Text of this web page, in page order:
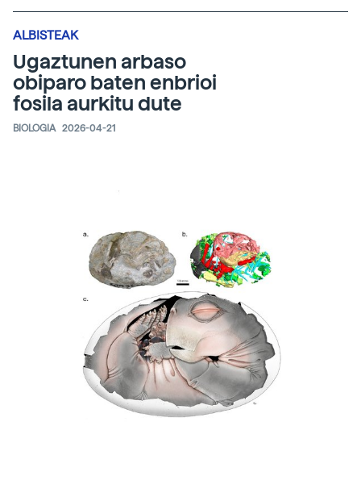
ALBISTEAK
Ugaztunen arbaso
obiparo baten enbrioi
fosila aurkitu dute
BIOLOGIA 2026-04-21